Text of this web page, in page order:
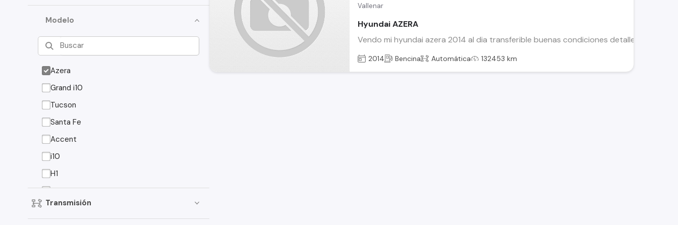
Modelo
Azera
Grand i10
Tucson
Santa Fe
Accent
i10
H1
EON
Elantra
Transmisión
Vallenar
Hyundai AZERA
Vendo mi hyundai azera 2014 al dia transferible buenas condiciones detalles
2014 Bencina Automática 132453 km